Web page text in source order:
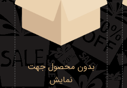
بدون محصول جهت
نمایش